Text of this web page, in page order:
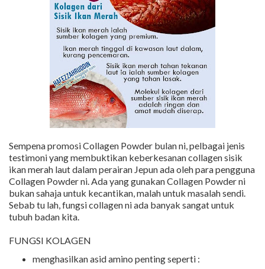
Sempena promosi Collagen Powder bulan ni, pelbagai jenis
testimoni yang membuktikan keberkesanan collagen sisik
ikan merah laut dalam perairan Jepun ada oleh para pengguna
Collagen Powder ni. Ada yang gunakan Collagen Powder ni
bukan sahaja untuk kecantikan, malah untuk masalah sendi.
Sebab tu lah, fungsi collagen ni ada banyak sangat untuk
tubuh badan kita.
FUNGSI KOLAGEN
menghasilkan asid amino penting seperti :